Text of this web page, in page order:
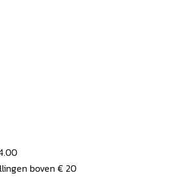
boven € 20